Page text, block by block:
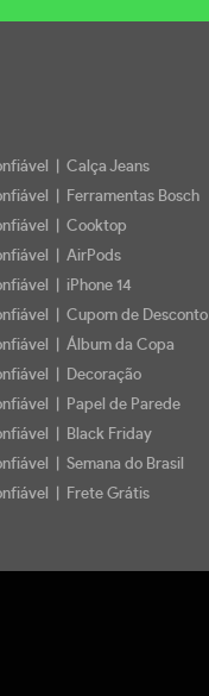
| Calça Jeans
| Ferramentas Bosch
| Cooktop
| AirPods
| iPhone 14
| Cupom de Desconto
| Álbum da Copa
| Decoração
| Papel de Parede
| Black Friday
| Semana do Brasil
| Frete Grátis